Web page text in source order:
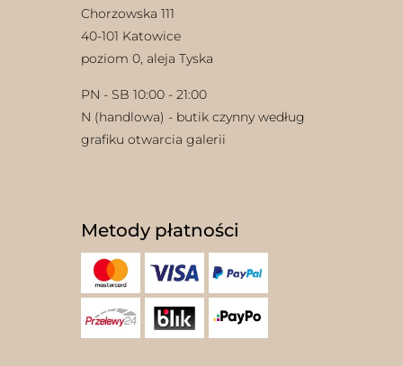
Chorzowska 111
40-101 Katowice
poziom 0, aleja Tyska
PN - SB 10:00 - 21:00
N (handlowa) - butik czynny według
grafiku otwarcia galerii
Metody płatności